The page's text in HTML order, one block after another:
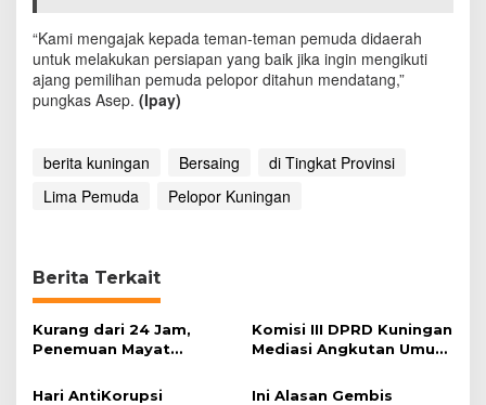
“Kami mengajak kepada teman-teman pemuda didaerah
untuk melakukan persiapan yang baik jika ingin mengikuti
ajang pemilihan pemuda pelopor ditahun mendatang,”
pungkas Asep. (Ipay)
berita kuningan Bersaing
di Tingkat Provinsi
Lima Pemuda
Pelopor Kuningan
Berita Terkait
Kurang dari 24 Jam,
Penemuan Mayat
Kuningan
Komisi III DPRD Kuningan
Mediasi Angkutan Umum
Hari AntiKorupsi
Ini Alasan Gembis